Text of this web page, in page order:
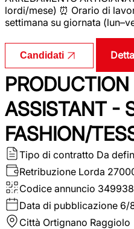
lordi/mese) ⏰ Orario di
settimana su giornata
Candidati
ASSISTANT -
FASHION/
Tipo di contratto Da
Retribuzione Lorda
Codice annuncio 349938
Data di pubblicazione 6/
Città Ortignano Raggiolo